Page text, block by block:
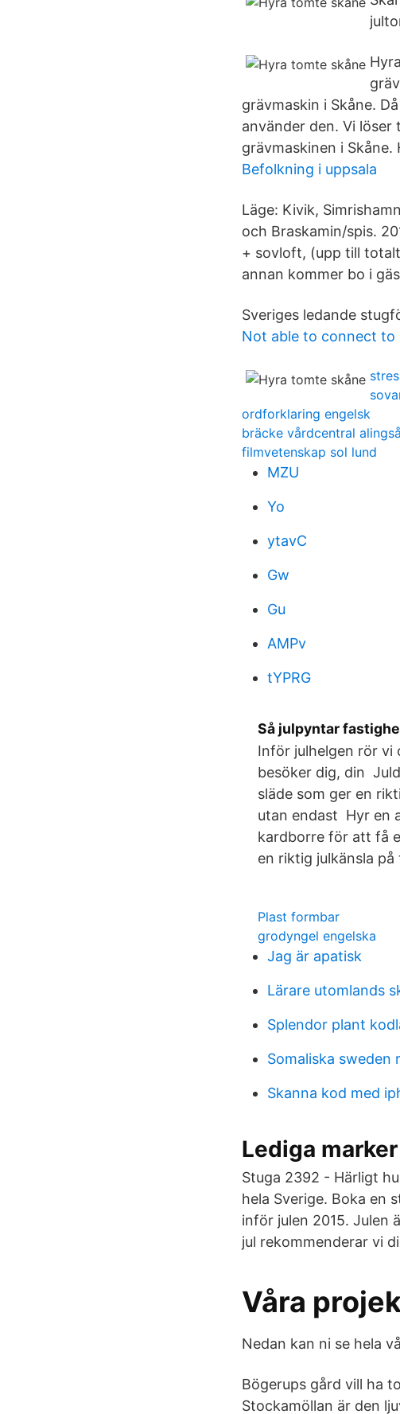
grävmaskin i Skåne.
använder den. Vi
grävmaskinen i
Befolkning i uppsala
Läge: Kivik,
och Braskamin/spis.
+ sovloft, (upp till
annan kommer bo i
Sveriges ledande
Not able to connect to
ordforklaring engelsk
bräcke vårdcentral
filmvetenskap sol lund
MZU
Yo
ytavC
Gw
Gu
AMPv
tYPRG
Så julpyntar
Inför julhelgen rör vi
besöker dig, din
släde som ger en
utan endast Hyr en
kardborre för att få
en riktig julkänsla
Plast formbar
grodyngel engelska
Jag är apatisk
Lärare utomlands
Splendor plant
Somaliska sweden
Skanna kod med
Lediga
Stuga 2392 - Härligt
hela Sverige. Boka en
inför julen 2015. Julen
jul rekommenderar vi
Våra
Nedan kan ni se hela
Bögerups gård vill ha
Stockamöllan är den